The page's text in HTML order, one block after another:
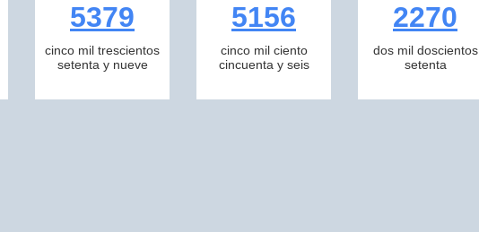
5379
cinco mil trescientos
setenta y nueve
5156
cinco mil ciento
cincuenta y seis
2270
dos mil doscientos
setenta